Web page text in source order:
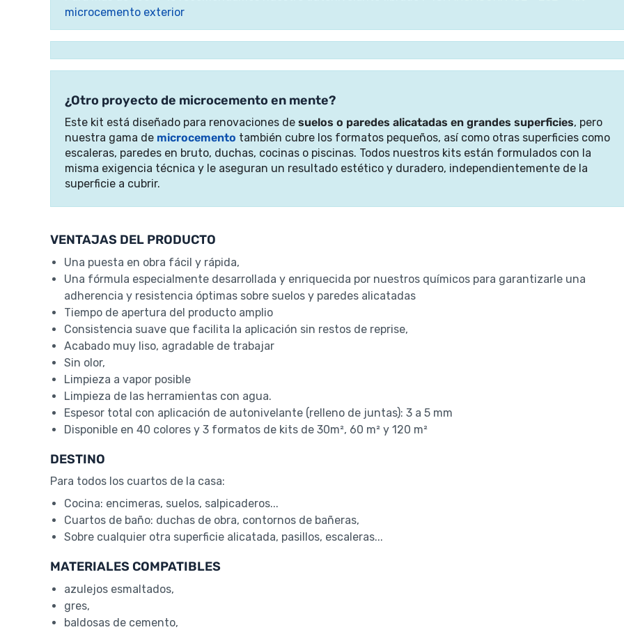
microcemento exterior
¿Otro proyecto de microcemento en mente?
Este kit está diseñado para renovaciones de suelos o paredes alicatadas en grandes superficies, pero
nuestra gama de microcemento también cubre los formatos pequeños, así como otras superficies como
escaleras, paredes en bruto, duchas, cocinas o piscinas. Todos nuestros kits están formulados con la
misma exigencia técnica y le aseguran un resultado estético y duradero, independientemente de la
superficie a cubrir.
VENTAJAS DEL PRODUCTO
Una puesta en obra fácil y rápida,
Una fórmula especialmente desarrollada y enriquecida por nuestros químicos para garantizarle una
adherencia y resistencia óptimas sobre suelos y paredes alicatadas
Tiempo de apertura del producto amplio
Consistencia suave que facilita la aplicación sin restos de reprise,
Acabado muy liso, agradable de trabajar
Sin olor,
Limpieza a vapor posible
Limpieza de las herramientas con agua.
Espesor total con aplicación de autonivelante (relleno de juntas): 3 a 5 mm
Disponible en 40 colores y 3 formatos de kits de 30m², 60 m² y 120 m²
DESTINO
Para todos los cuartos de la casa:
Cocina: encimeras, suelos, salpicaderos...
Cuartos de baño: duchas de obra, contornos de bañeras,
Sobre cualquier otra superficie alicatada, pasillos, escaleras...
MATERIALES COMPATIBLES
azulejos esmaltados,
gres,
baldosas de cemento,